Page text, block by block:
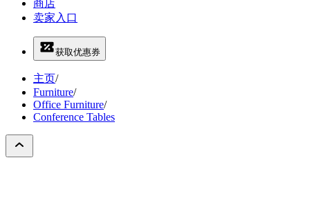
商店
卖家入口
获取优惠券
主页/
Furniture/
Office Furniture/
Conference Tables